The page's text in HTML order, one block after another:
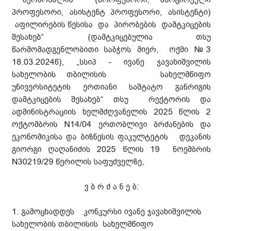
პროფესორი, ასისტენტ პროფესორი, ასისტენტი)
აფილირების წესისა და პირობების დამტკიცების
შესახებ“ (დამტკიცებულია თსუ
წარმომადგენლობითი საბჭოს მიერ, ოქმი №3
18.03.2024წ), „სსიპ - ივანე ჯავახიშვილის
სახელობის თბილისის სახელმწიფო
უნივერსიტეტის ერთიანი საშტატო განრიგის
დამტკიცების შესახებ“ თსუ რექტორის და
ადმინისტრაციის ხელმძღვანელის 2025 წლის 2
ოქტომბრის N14/04 ერთობლივი ბრძანების და
ეკონომიკისა და ბიზნესის ფაკულტეტის დეკანის
გიორგი ღაღანიძის 2025 წლის 19 ნოემბრის
N30219/29 წერილის საფუძველზე,
ვ ბ რ ძ ა ნ ე ბ:
1. გამოცხადდეს კონკურსი ივანე ჯავახიშვილის
სახელობის თბილისის სახელმწიფო